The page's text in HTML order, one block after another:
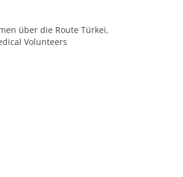
über die Route Türkei,
Volunteers